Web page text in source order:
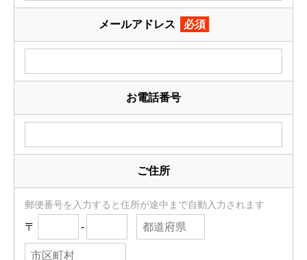
メールアドレス 必須
お電話番号
ご住所
郵便番号を入力すると住所が途中まで自動入力されます
〒 -